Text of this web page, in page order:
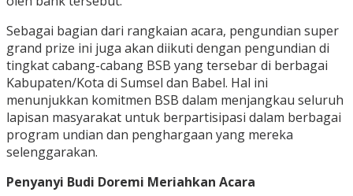
Sebagai bagian dari rangkaian acara, pengundian super
grand prize ini juga akan diikuti dengan pengundian di
tingkat cabang-cabang BSB yang tersebar di berbagai
Kabupaten/Kota di Sumsel dan Babel. Hal ini
menunjukkan komitmen BSB dalam menjangkau seluruh
lapisan masyarakat untuk berpartisipasi dalam berbagai
program undian dan penghargaan yang mereka
selenggarakan.
Penyanyi Budi Doremi Meriahkan Acara